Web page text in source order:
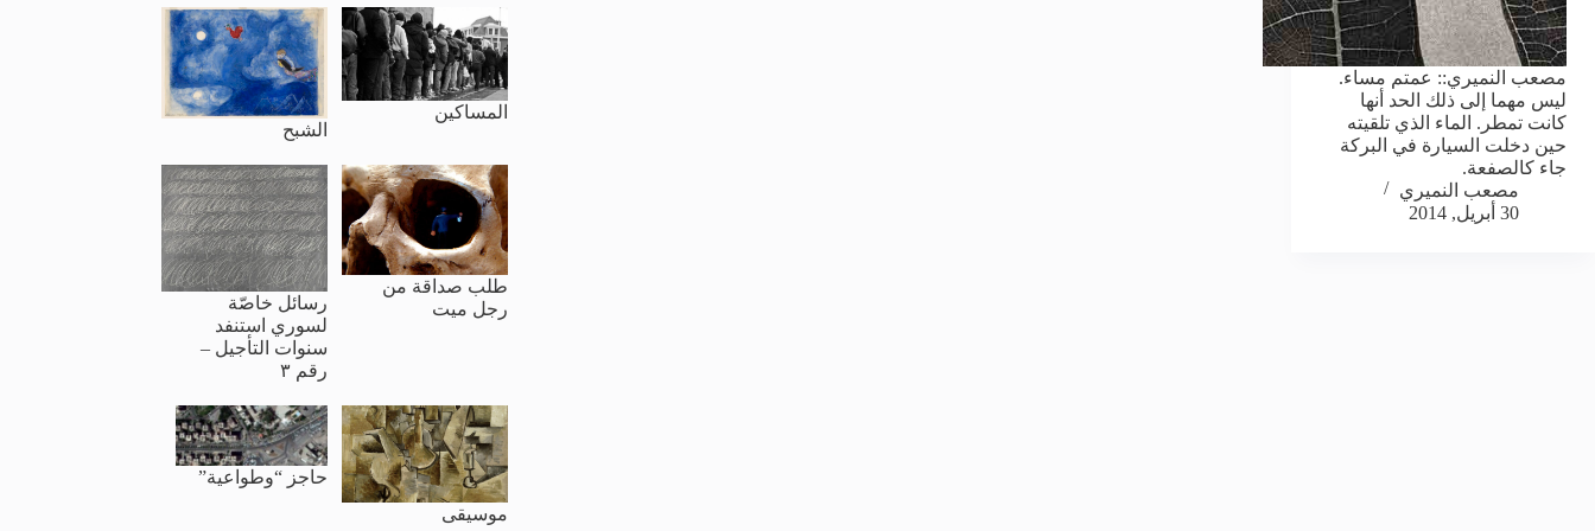
مصعب النميري:: عمتم مساء.
ليس مهما إلى ذلك الحد أنها
كانت تمطر. الماء الذي تلقيته
حين دخلت السيارة في البركة
جاء كالصفعة.
مصعب النميري
30 أبريل, 2014
المساكين
الشبح
طلب صداقة من
رجل ميت
رسائل خاصّة
لسوري استنفد
سنوات التأجيل –
رقم ٣
موسيقى
حاجز “وطواعية”